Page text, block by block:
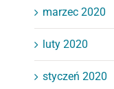
marzec 2020
luty 2020
styczeń 2020